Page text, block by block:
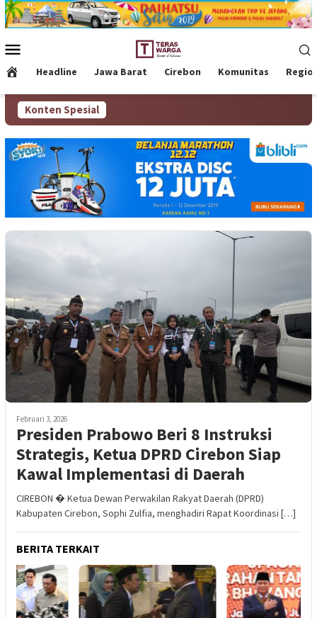
Loncat
ke
Mobile
Headline Jawa Barat Cirebon Komunitas
Konten Spesial
Februari 3, 2026
Presiden Prabowo Beri 8 Instruksi
Strategis, Ketua DPRD Cirebon Siap
Kawal Implementasi di Daerah
CIREBON � Ketua Dewan Perwakilan Rakyat Daerah (DPRD)
Kabupaten Cirebon, Sophi Zulfia, menghadiri Rapat Koordinasi […]
BERITA TERKAIT